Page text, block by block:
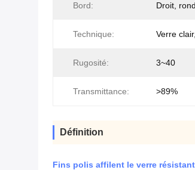
Bord: Droit,
Technique: Verre
Rugosité: 3~40
Transmittance: >89%
Définition
Fins polis affilent le verre